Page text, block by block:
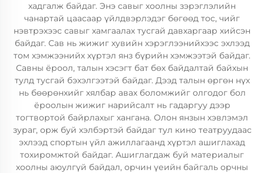
хадгалж байдаг. Энэ савыг хоолны зэрэглэлийн
чанартай цаасаар үйлдвэрлэдэг бөгөөд тос, чийг
нэвтрэхээс савыг хамгаалах тусгай давхаргаар хийсэн
байдаг. Сав нь жижиг хувийн хэрэглээнийхээс эхлээд
том хэмжээнийх хүртэл янз бүрийн хэмжээтэй байдаг.
Савны ёроол, талын хэсэгт бат бөх байдалтай байхын
тулд тусгай бэхэлгээтэй байдаг. Дээд талын өргөн нүх
нь бөөрөнхийг хялбар авах боломжийг олгодог бол
ёроолын жижиг нарийсалт нь гадаргуу дээр
тогтвортой байрлахыг хангана. Олон янзын хэвлэмэл
зураг, орж буй хэлбэртэй байдаг тул кино театруудаас
эхлээд спортын үйл ажиллагаанд хүртэл ашиглахад
тохиромжтой байдаг. Ашиглагдаж буй материалыг
хоолны аюулгүй байдал, орчин үеийн байгаль орчны